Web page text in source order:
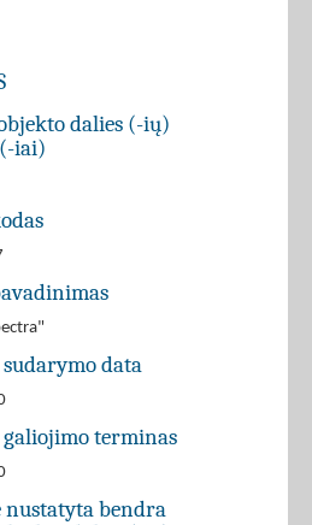
dalies (-ių)
iai)
data
galiojimo terminas
nustatyta bendra